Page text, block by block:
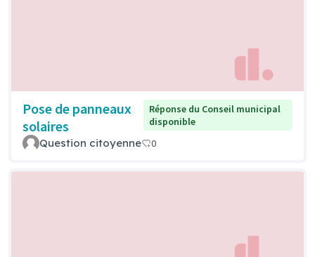
Pose de panneaux
solaires
Réponse du Conseil municipal
disponible
Question citoyenne 0